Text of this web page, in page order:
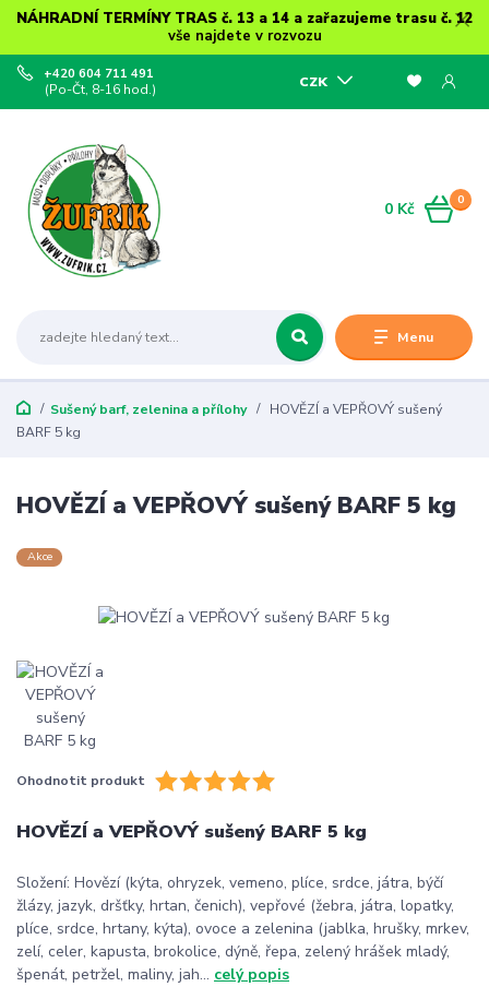
NÁHRADNÍ TERMÍNY TRAS č. 13 a 14 a zařazujeme trasu č. 12
vše najdete v rozvozu
Menu
CZK
+420 604 711 491
(Po-Čt, 8-16 hod.)
0
0 Kč
Sušený barf, zelenina a přílohy
HOVĚZÍ a VEPŘOVÝ sušený
BARF 5 kg
HOVĚZÍ a VEPŘOVÝ sušený BARF 5 kg
Akce
Ohodnotit produkt
HOVĚZÍ a VEPŘOVÝ sušený BARF 5 kg
Složení: Hovězí (kýta, ohryzek, vemeno, plíce, srdce, játra, býčí
žlázy, jazyk, dršťky, hrtan, čenich), vepřové (žebra, játra, lopatky,
plíce, srdce, hrtany, kýta), ovoce a zelenina (jablka, hrušky, mrkev,
zelí, celer, kapusta, brokolice, dýně, řepa, zelený hrášek mladý,
špenát, petržel, maliny, jah... celý popis